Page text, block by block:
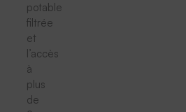
potable
filtrée
et
l’accès
à
plus
de